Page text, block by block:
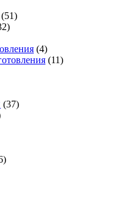
(51)
(4)
(11)
(37)